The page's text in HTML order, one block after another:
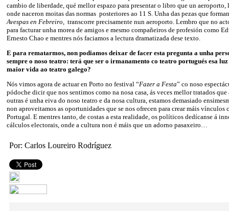
cambio de liberdade, qué mellor espazo para presentar o libro que un aeroporto,
onde naceron moitas das normas posteriores ao 11 S. Unha das pezas que
Avespas en Febreiro,
transcorre precisamente nun aeroporto. Lembro que no
para facturar unha morea de amigos e mesmo compañeiros de profesión como
Ernesto Chao e mentres nós faciamos a lectura dramatizada dese texto.
E para rematarmos, non podiamos deixar de facer esta pregunta a unha
sempre o noso teatro: terá que ser o irmanamento co teatro portugués esa
maior vida ao teatro galego?
Nós vimos agora de actuar en Porto no festival “Fazer a Festa” co noso
pódoche dicir que nos sentimos como na nosa casa, ás veces mellor tratados
outras é unha eiva do noso teatro e da nosa cultura, estamos demasiado
non aproveitamos as oportunidades que se nos ofrecen para crear máis vínculos
Portugal. E mentres tanto, de costas a esta realidade, os políticos dedícanse á
cálculos electorais, onde a cultura non é máis que un adorno pasaxeiro…
Por: Carlos Loureiro Rodríguez